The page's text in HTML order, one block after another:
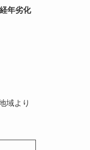
経年劣化
域より